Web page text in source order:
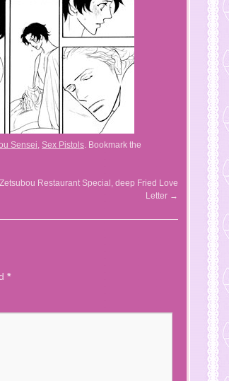
Sensei, Sex Pistols. Bookmark the
Restaurant Special, deep Fried Love
Letter →
*